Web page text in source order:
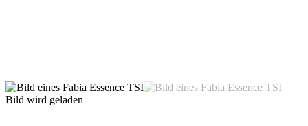
Bild wird geladen